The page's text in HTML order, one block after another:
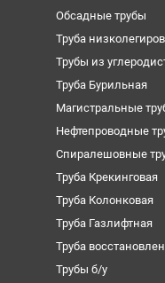
Обсадные трубы
Труба
Трубы из
Труба Бурильная
Магистральные
Нефтепроводные
Спиралешовные
Труба Крекинговая
Труба Колонковая
Труба Газлифтная
Труба
Трубы б/у